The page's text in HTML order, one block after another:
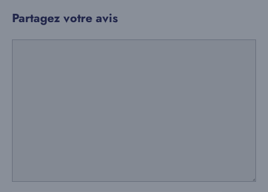
Partagez votre avis